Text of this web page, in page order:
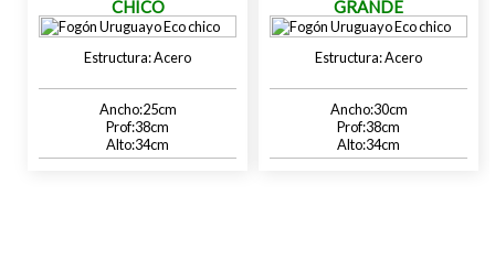
CHICO
Acero
25
38
34
GRANDE
Acero
30
38
34